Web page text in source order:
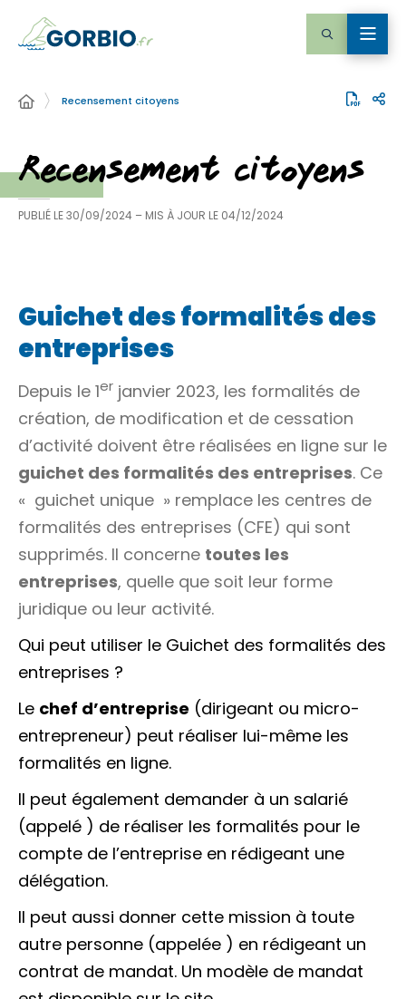
Recensement citoyens
Recensement citoyens
PUBLIÉ LE30/09/2024 – MIS À JOUR LE 04/12/2024
Guichet des formalités des
entreprises
Depuis le 1er janvier 2023, les formalités de
création, de modification et de cessation
d’activité doivent être réalisées en ligne sur le
guichet des formalités des entreprises. Ce
« guichet unique » remplace les centres de
formalités des entreprises (CFE) qui sont
supprimés. Il concerne toutes les
entreprises, quelle que soit leur forme
juridique ou leur activité.
Qui peut utiliser le Guichet des formalités des
entreprises ?
Le chef d’entreprise (dirigeant ou micro-
entrepreneur) peut réaliser lui-même les
formalités en ligne.
Il peut également demander à un salarié
(appelé ) de réaliser les formalités pour le
compte de l’entreprise en rédigeant une
délégation.
Il peut aussi donner cette mission à toute
autre personne (appelée ) en rédigeant un
contrat de mandat. Un modèle de mandat